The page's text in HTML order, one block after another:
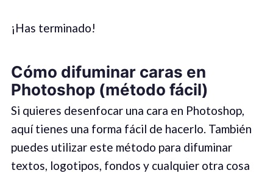
¡Has terminado!
Cómo difuminar caras en
Photoshop (método fácil)
Si quieres desenfocar una cara en Photoshop,
aquí tienes una forma fácil de hacerlo. También
puedes utilizar este método para difuminar
textos, logotipos, fondos y cualquier otra cosa